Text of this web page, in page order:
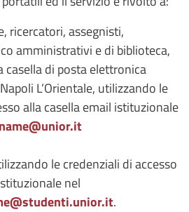
ricercatori, assegnisti,
amministrativi e di biblioteca,
casella di posta elettronica
L’Orientale, utilizzando le
alla casella email istituzionale
le credenziali di accesso
nel
.